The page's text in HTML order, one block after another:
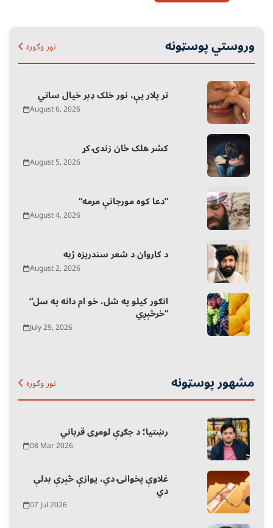
وروستي پوسټونه نور وګوره
تر پلار یې، نور خلک ډېر خیال ساتي
August 6, 2026
کشر هلک ځان زندۍ کړ
August 5, 2026
“دعا کوه مورجانې مرمه”
August 4, 2026
د کاروان د شعر سندریزه ژبه
August 2, 2026
“انګور کیلو په شل، خو ام دانه په سل
خرڅېږي”
July 29, 2026
مشهور پوسټونه نور وګوره
رښتیا؛ د جګړې لومړی قرباني
08 Mar 2026
غلاوې پخوانۍ دي، یوازې څېرې بدلې
دي
07 Jul 2026